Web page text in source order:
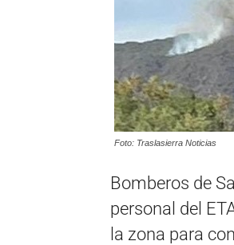
Foto: Traslasierra Noticias
Bomberos de
personal del
la zona para